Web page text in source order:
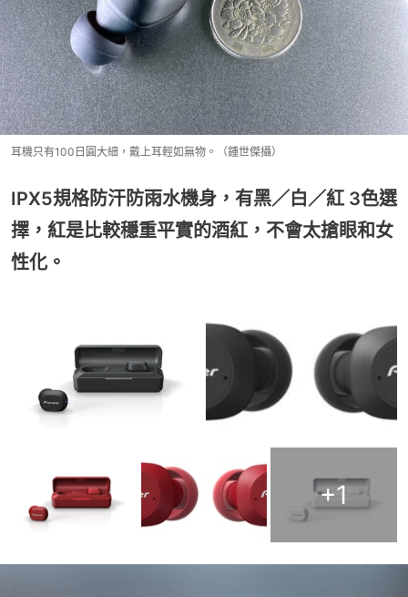
耳機只有100日圓大細，戴上耳輕如無物。（鍾世傑攝）
IPX5規格防汗防雨水機身，有黑／白／紅 3色選
擇，紅是比較穩重平實的酒紅，不會太搶眼和女
性化。
+1